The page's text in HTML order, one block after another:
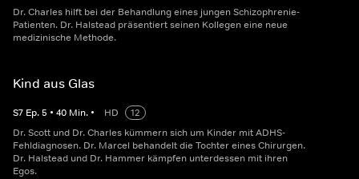
Dr. Charles hilft bei der Behandlung eines jungen Schizophrenie-
Patienten. Dr. Halstead präsentiert seinen Kollegen eine neue
medizinische Methode.
Kind aus Glas
S7 Ep.5 • 40 Min. • HD
12
Dr. Scott und Dr. Charles kümmern sich um Kinder mit ADHS-
Fehldiagnosen. Dr. Marcel behandelt die Tochter eines Chirurgen.
Dr. Halstead und Dr. Hammer kämpfen unterdessen mit ihren
Egos.